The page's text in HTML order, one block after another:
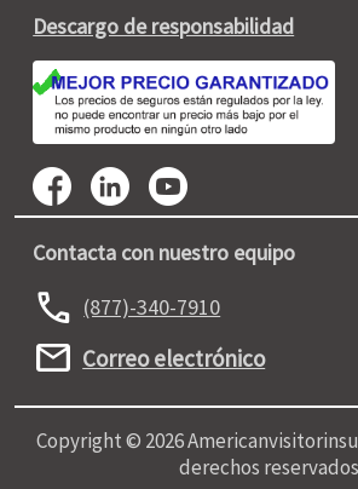
Descargo de responsabilidad
Contacta con nuestro equipo
call (877)-340-7910
mail Correo electrónico
Copyright © 2026
derechos